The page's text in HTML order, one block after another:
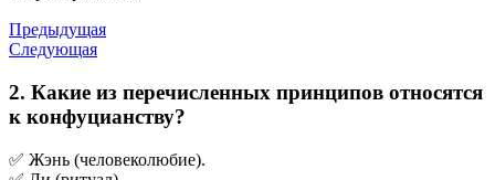
Предыдущая
Следующая
2. Какие из перечисленных принципов относятся
к конфуцианству?
✅ Жэнь (человеколюбие).